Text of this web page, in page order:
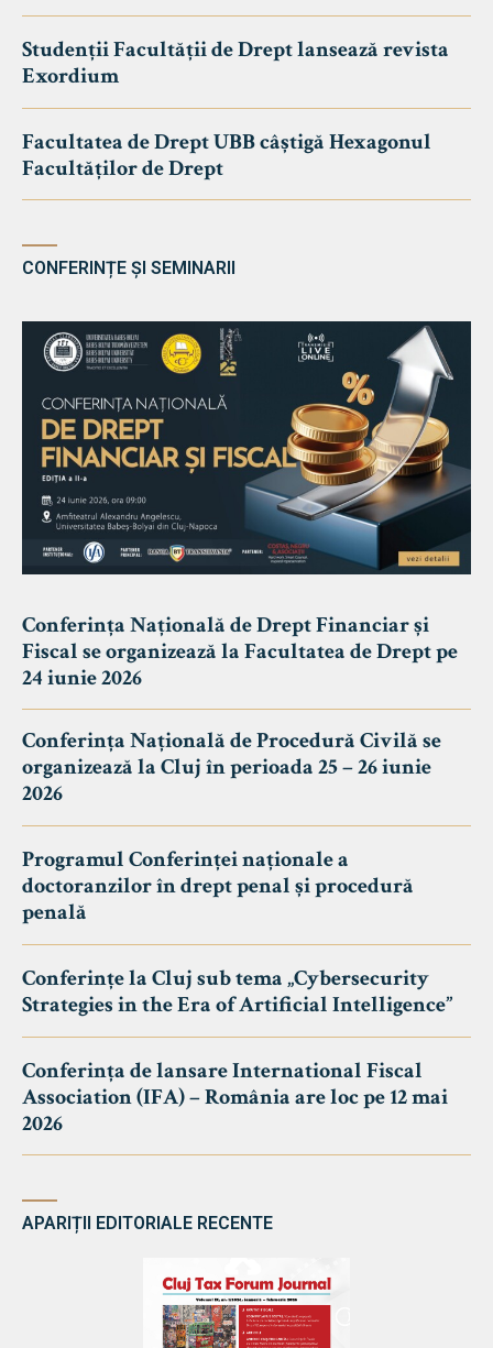
Studenții Facultății de Drept lansează revista
Exordium
Facultatea de Drept UBB câștigă Hexagonul
Facultăților de Drept
CONFERINȚE ȘI SEMINARII
Conferința Națională de Drept Financiar și
Fiscal se organizează la Facultatea de Drept pe
24 iunie 2026
Conferința Națională de Procedură Civilă se
organizează la Cluj în perioada 25 – 26 iunie
2026
Programul Conferinței naționale a
doctoranzilor în drept penal și procedură
penală
Conferințe la Cluj sub tema „Cybersecurity
Strategies in the Era of Artificial Intelligence”
Conferința de lansare International Fiscal
Association (IFA) – România are loc pe 12 mai
2026
APARIȚII EDITORIALE RECENTE